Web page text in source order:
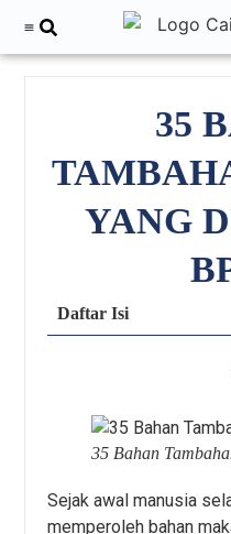
35
YANG
Daftar Isi
35 Bahan
Sejak awal manusia
memperoleh bahan